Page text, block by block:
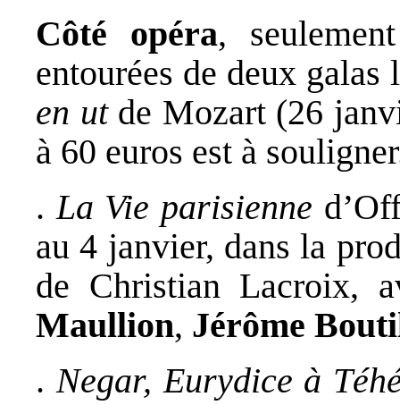
Côté opéra,
entourées de deux
en utde Mozart (26
à 60 euros est à
.La Vie parisienne
au 4 janvier, dans la
de Christian Lacroix,
Maullion, Jérôme
.Negar, Eurydice à